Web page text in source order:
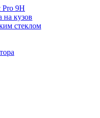
Pro 9H
на кузов
стеклом